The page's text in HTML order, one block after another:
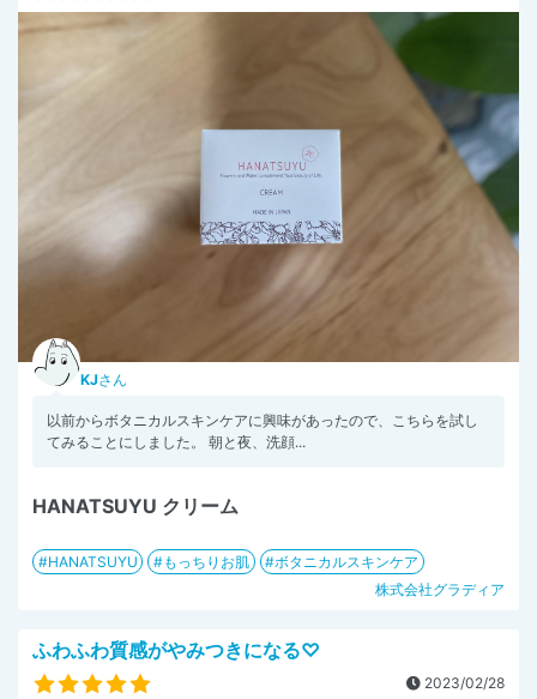
KJさん
以前からボタニカルスキンケアに興味があったので、こちらを試し
てみることにしました。 朝と夜、洗顔...
HANATSUYU クリーム
HANATSUYU もっちりお肌
ボタニカルスキンケア
株式会社グラディア
ふわふわ質感がやみつきになる♡
2023/02/28